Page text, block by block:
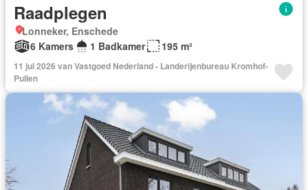
Raadplegen
Lonneker, Enschede
6 Kamers
1 Badkamer 195 m²
11 jul 2026 van Vastgoed Nederland - Landerijenbureau Kromhof-
Pullen